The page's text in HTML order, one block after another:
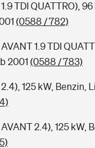
TDI QUATTRO), 96
(0588 / 782)
1.9 TDI
2001 (0588 / 783)
125 kW, Benzin,
2.4), 125 kW,